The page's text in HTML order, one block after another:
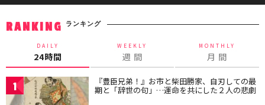
RANKING ランキング
DAILY
24時間
WEEKLY
週 間
MONTHLY
月 間
1 『豊臣兄弟！』お市と柴田勝家、自刃しての最
期と「辞世の句」…運命を共にした２人の悲劇